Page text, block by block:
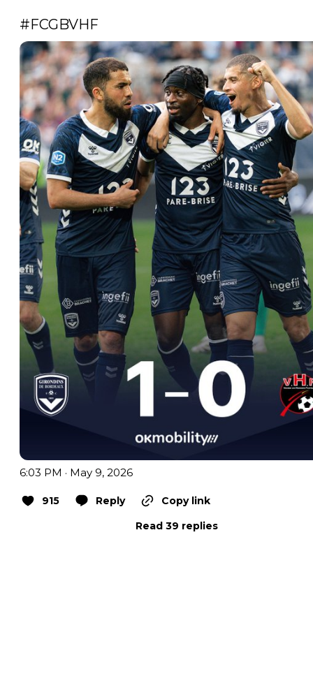
#FCGBVHF
6:03 PM · May 9, 2026
915 Reply
Copy link
Read 39 replies